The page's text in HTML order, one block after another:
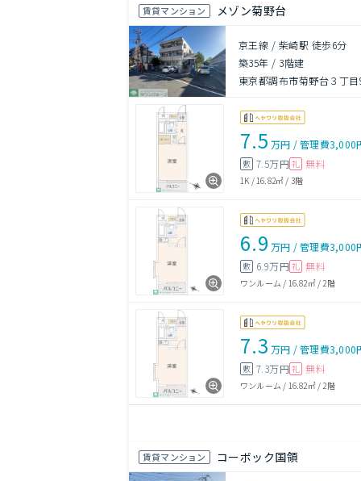
賃貸マンション メゾン菊野台
京王線 / 柴崎駅 徒歩6分
築35年 / 3階建
東京都調布市菊野台３丁
7.5 万円 /管理費3,000
敷 7.5万円 礼 無料
1K /16.82㎡ / 3階
6.9 万円 /管理費3,000
敷 6.9万円 礼 無料
ワンルーム / 16.82㎡/2階
7.3 万円 /管理費3,000
敷 7.3万円 礼 無料
ワンルーム / 16.82㎡/2階
賃貸マンション コーボック国領